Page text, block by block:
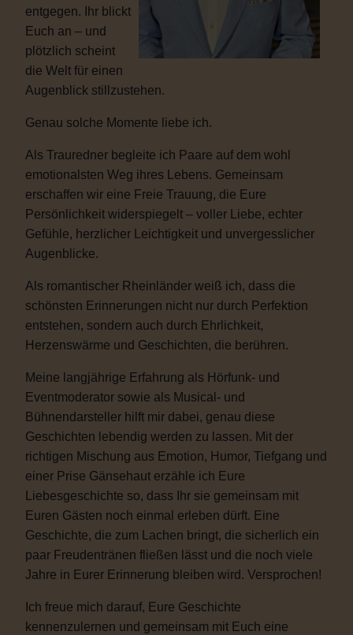
entgegen. Ihr blickt
Euch an – und
plötzlich scheint
die Welt für einen
Augenblick stillzustehen.
Genau solche Momente liebe ich.
Als Trauredner begleite ich Paare auf dem wohl
emotionalsten Weg ihres Lebens. Gemeinsam
erschaffen wir eine Freie Trauung, die Eure
Persönlichkeit widerspiegelt – voller Liebe, echter
Gefühle, herzlicher Leichtigkeit und unvergesslicher
Augenblicke.
Als romantischer Rheinländer weiß ich, dass die
schönsten Erinnerungen nicht nur durch Perfektion
entstehen, sondern auch durch Ehrlichkeit,
Herzenswärme und Geschichten, die berühren.
Meine langjährige Erfahrung als Hörfunk- und
Eventmoderator sowie als Musical- und
Bühnendarsteller hilft mir dabei, genau diese
Geschichten lebendig werden zu lassen. Mit der
richtigen Mischung aus Emotion, Humor, Tiefgang und
einer Prise Gänsehaut erzähle ich Eure
Liebesgeschichte so, dass Ihr sie gemeinsam mit
Euren Gästen noch einmal erleben dürft. Eine
Geschichte, die zum Lachen bringt, die sicherlich ein
paar Freudentränen fließen lässt und die noch viele
Jahre in Eurer Erinnerung bleiben wird. Versprochen!
Ich freue mich darauf, Eure Geschichte
kennenzulernen und gemeinsam mit Euch eine